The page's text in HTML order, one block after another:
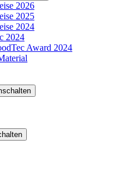
2026
2025
2024
2024
Award 2024